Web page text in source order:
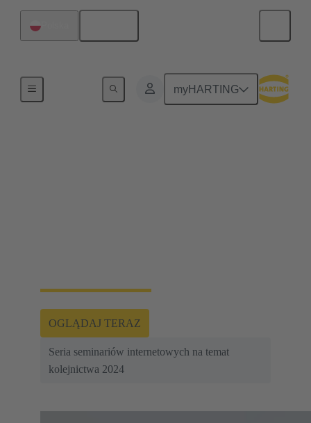
myHARTING
Strona główna
OGLĄDAJ TERAZ
Seria seminariów internetowych na temat
kolejnictwa 2024